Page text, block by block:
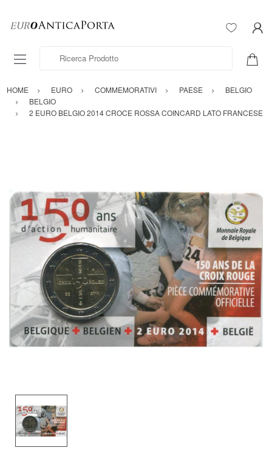
Ricerca Prodotto
HOME EURO COMMEMORATIVI PAESE
BELGIO
BELGIO
2 EURO BELGIO 2014 CROCE ROSSA COINCARD LATO FRANCESE